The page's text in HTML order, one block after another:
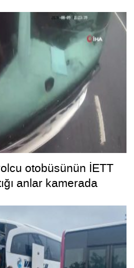
otobüsünün İETT
anlar kamerada